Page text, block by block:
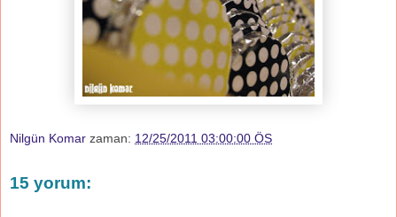
Nilgün Komar zaman: 12/25/2011 03:00:00 ÖS
15 yorum: